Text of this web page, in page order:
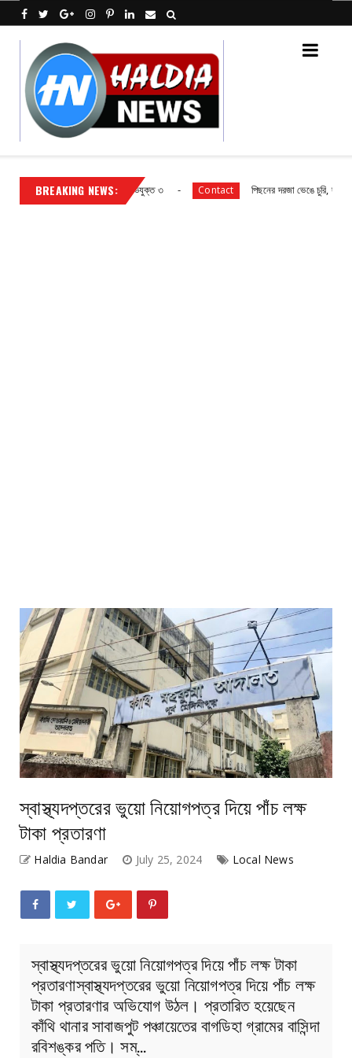
BREAKING NEWS:
হার চুরি, পুলিশের জালে অভিযুক্ত ৩ Contact পিছনের দরজা ভেঙে চুরি, দ্রুত তদন্তে
স্বাস্থ্যদপ্তরের ভুয়ো নিয়োগপত্র দিয়ে পাঁচ লক্ষ
টাকা প্রতারণা
Haldia Bandar July 25, 2024 Local News
স্বাস্থ্যদপ্তরের ভুয়ো নিয়োগপত্র দিয়ে পাঁচ লক্ষ টাকা
প্রতারণাস্বাস্থ্যদপ্তরের ভুয়ো নিয়োগপত্র দিয়ে পাঁচ লক্ষ
টাকা প্রতারণার অভিযোগ উঠল। প্রতারিত হয়েছেন
কাঁথি থানার সাবাজপুট পঞ্চায়েতের বাগডিহা গ্রামের বাসিন্দা
রবিশঙ্কর পতি। সম্…